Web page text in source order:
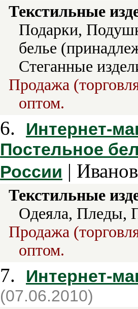
Текстильные
Подарки,
белье
Стеганные
Продажа
оптом.
6.
Интернет-
Постельное
России |
Текстильные
Одеяла, Пледы,
Продажа
оптом.
7. Интернет-
(07.06.2010)